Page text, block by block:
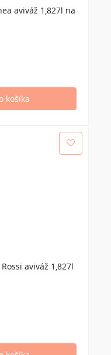
aviváž 1,827l na
aviváž 1,827l